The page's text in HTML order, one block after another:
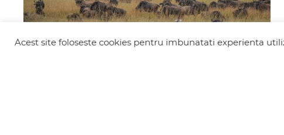
Acest site foloseste cookies pentru imbunatati experienta